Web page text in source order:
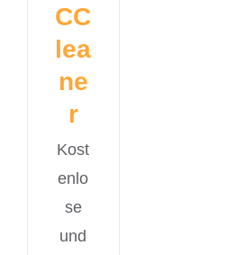
CC
lea
ne
r
Kost
enlo
se
und